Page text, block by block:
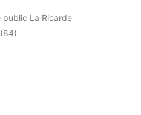
public La Ricarde